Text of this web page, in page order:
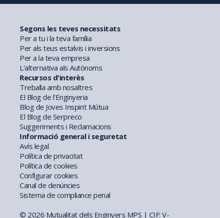
Segons les teves necessitats
Per a tu i la teva família
Per als teus estalvis i inversions
Per a la teva empresa
L'alternativa als Autònoms
Recursos d'interès
Treballa amb nosaltres
El Blog de l'Enginyeria
Blog de Joves Inspirit Mútua
El Blog de Serpreco
Suggeriments i Reclamacions
Informació general i seguretat
Avís legal
Política de privacitat
Política de cookies
Configurar cookies
Canal de denúncies
Sistema de compliance penal
© 2026 Mutualitat dels Enginyers MPS | CIF: V-